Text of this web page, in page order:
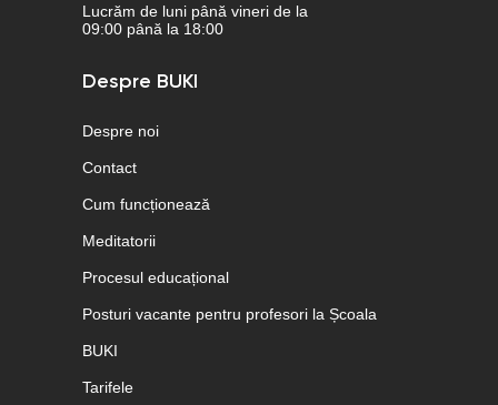
Lucrăm de luni până vineri de la
09:00 până la 18:00
Despre BUKI
Despre noi
Contact
Cum funcționează
Meditatorii
Procesul educațional
Posturi vacante pentru profesori la Școala
BUKI
Tarifele